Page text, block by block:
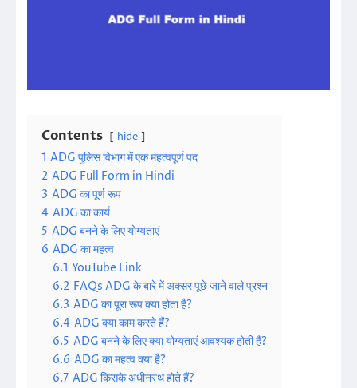
Contents hide
1 ADG पुलिस विभाग में एक महत्वपूर्ण पद
2 ADG Full Form in Hindi
3 ADG का पूर्ण रूप
4 ADG का कार्य
5 ADG बनने के लिए योग्यताएं
6 ADG का महत्व
6.1 YouTube Link
6.2 FAQs ADG के बारे में अक्सर पूछे जाने वाले प्रश्न
6.3 ADG का पूरा रूप क्या होता है?
6.4 ADG क्या काम करते हैं?
6.5 ADG बनने के लिए क्या योग्यताएं आवश्यक होती हैं?
6.6 ADG का महत्व क्या है?
6.7 ADG किसके अधीनस्थ होते हैं?